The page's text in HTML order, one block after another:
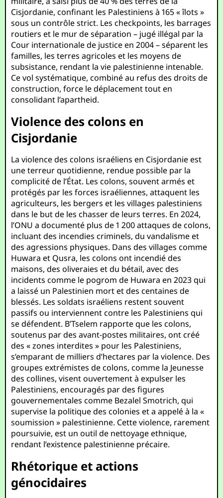
Cisjordanie, confinant les Palestiniens à 165 « îlots »
sous un contrôle strict. Les checkpoints, les barrages
routiers et le mur de séparation – jugé illégal par la
Cour internationale de justice en 2004 – séparent les
familles, les terres agricoles et les moyens de
subsistance, rendant la vie palestinienne intenable.
Ce vol systématique, combiné au refus des droits de
construction, force le déplacement tout en
consolidant l’apartheid.
Violence des colons en
Cisjordanie
La violence des colons israéliens en Cisjordanie est
une terreur quotidienne, rendue possible par la
complicité de l’État. Les colons, souvent armés et
protégés par les forces israéliennes, attaquent les
agriculteurs, les bergers et les villages palestiniens
dans le but de les chasser de leurs terres. En 2024,
l’ONU a documenté plus de 1 200 attaques de colons,
incluant des incendies criminels, du vandalisme et
des agressions physiques. Dans des villages comme
Huwara et Qusra, les colons ont incendié des
maisons, des oliveraies et du bétail, avec des
incidents comme le pogrom de Huwara en 2023 qui
a laissé un Palestinien mort et des centaines de
blessés. Les soldats israéliens restent souvent
passifs ou interviennent contre les Palestiniens qui
se défendent. B’Tselem rapporte que les colons,
soutenus par des avant-postes militaires, ont créé
des « zones interdites » pour les Palestiniens,
s’emparant de milliers d’hectares par la violence. Des
groupes extrémistes de colons, comme la Jeunesse
des collines, visent ouvertement à expulser les
Palestiniens, encouragés par des figures
gouvernementales comme Bezalel Smotrich, qui
supervise la politique des colonies et a appelé à la «
soumission » palestinienne. Cette violence, rarement
poursuivie, est un outil de nettoyage ethnique,
rendant l’existence palestinienne précaire.
Rhétorique et actions
génocidaires